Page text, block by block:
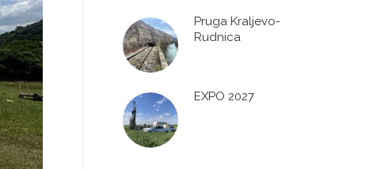
Pruga Kraljevo-
Rudnica
EXPO 2027